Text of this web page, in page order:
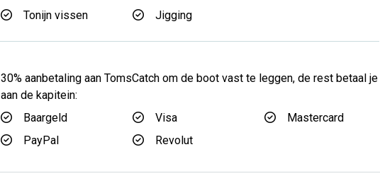
Tonijn vissen
Jigging
30% aanbetaling aan TomsCatch om de boot vast te leggen, de rest betaal je
aan de kapitein:
Baargeld
Visa
Mastercard
PayPal
Revolut